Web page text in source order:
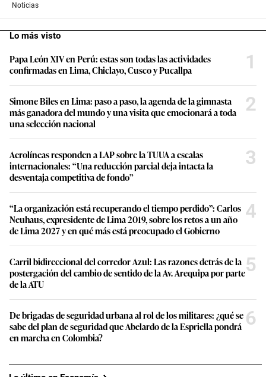
Noticias
Lo más visto
Papa León XIV en Perú: estas son todas las actividades
confirmadas en Lima, Chiclayo, Cusco y Pucallpa
1
Simone Biles en Lima: paso a paso, la agenda de la gimnasta
más ganadora del mundo y una visita que emocionará a toda
una selección nacional
2
Aerolíneas responden a LAP sobre la TUUA a escalas
internacionales: “Una reducción parcial deja intacta la
desventaja competitiva de fondo”
3
“La organización está recuperando el tiempo perdido”: Carlos
Neuhaus, expresidente de Lima 2019, sobre los retos a un año
de Lima 2027 y en qué más está preocupado el Gobierno
4
Carril bidireccional del corredor Azul: Las razones detrás de la
postergación del cambio de sentido de la Av. Arequipa por parte
de la ATU
5
De brigadas de seguridad urbana al rol de los militares: ¿qué se
sabe del plan de seguridad que Abelardo de la Espriella pondrá
en marcha en Colombia?
6